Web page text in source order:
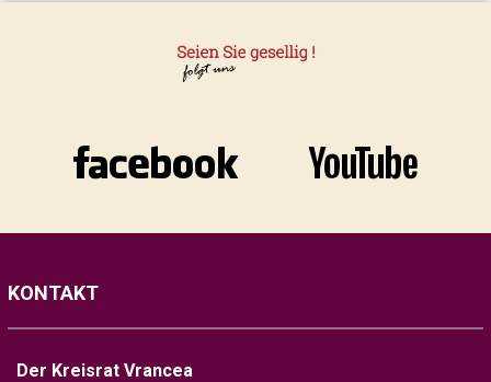
KONTAKT
Der Kreisrat Vrancea